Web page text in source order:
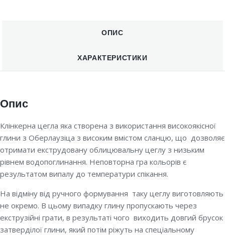
ОПИС
ХАРАКТЕРИСТИКИ
Опис
Клінкерна цегла яка створена з використання високоякісної
глини з Оберлаузіца з високим вмістом сланцю, що дозволяє
отримати екструдовану облицювальну цеглу з низьким
рівнем водопоглинання. Неповторна гра кольорів є
результатом випалу до температури спікання.
На відміну від ручного формування таку цеглу виготовляють
не окремо. В цьому випадку глину пропускають через
екструзійні грати, в результаті чого виходить довгий брусок
затверділої глини, який потім ріжуть на спеціальному